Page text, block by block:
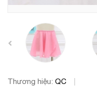
Thương hiệu: QC